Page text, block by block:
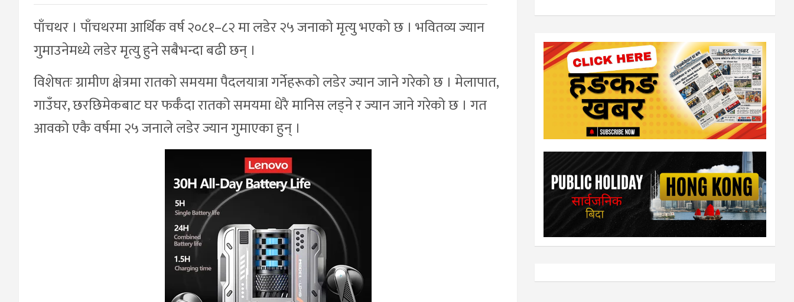
पाँचथर । पाँचथरमा आर्थिक वर्ष २०८१–८२ मा लडेर २५ जनाको मृत्यु भएको छ । भवितव्य ज्यान
गुमाउनेमध्ये लडेर मृत्यु हुने सबैभन्दा बढी छन् ।
विशेषतः ग्रामीण क्षेत्रमा रातको समयमा पैदलयात्रा गर्नेहरूको लडेर ज्यान जाने गरेको छ । मेलापात,
गाउँघर, छरछिमेकबाट घर फर्कँदा रातको समयमा धेरै मानिस लड्ने र ज्यान जाने गरेको छ । गत
आवको एकै वर्षमा २५ जनाले लडेर ज्यान गुमाएका हुन् ।